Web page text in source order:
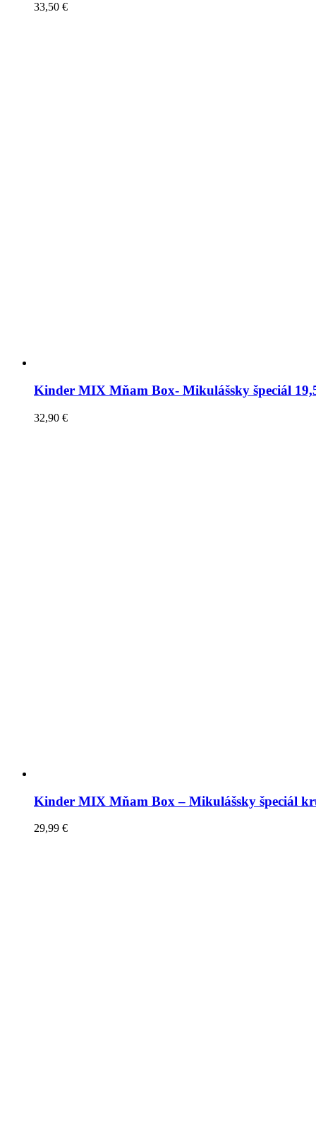
33,50 €
Kinder MIX Mňam Box- Mikulášsky špeciál
32,90 €
Kinder MIX Mňam Box – Mikulášsky špeciál
29,99 €